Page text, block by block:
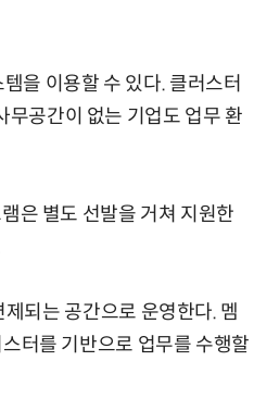
을 이용할 수 있다. 클러스터
무공간이 없는 기업도 업무 환
은 별도 선발을 거쳐 지원한
되는 공간으로 운영한다. 멤
터를 기반으로 업무를 수행할